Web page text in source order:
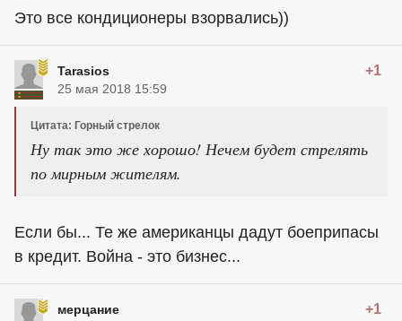
Это все кондиционеры взорвались))
Tarasios +1
25 мая 2018 15:59
Цитата: Горный стрелок
Ну так это же хорошо! Нечем будет стрелять
по мирным жителям.
Если бы... Те же американцы дадут боеприпасы
в кредит. Война - это бизнес...
мерцание +1